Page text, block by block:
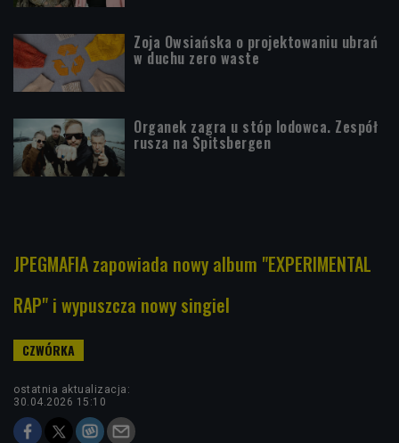
Zoja Owsiańska o projektowaniu ubrań
w duchu zero waste
Organek zagra u stóp lodowca. Zespół
rusza na Spitsbergen
JPEGMAFIA zapowiada nowy album "EXPERIMENTAL
RAP" i wypuszcza nowy singiel
ostatnia aktualizacja:
30.04.2026 15:10